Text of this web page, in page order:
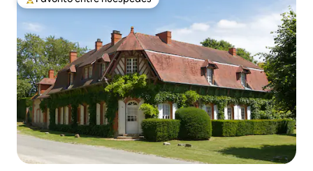
De los mejores en Favorito entre huéspedes